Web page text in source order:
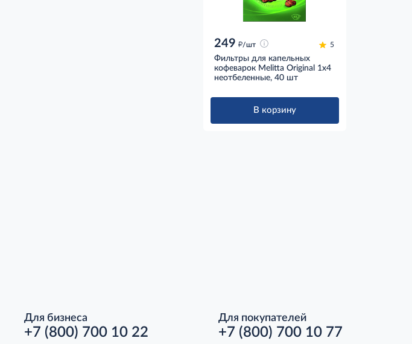
249 д/шт 5
Фильтры для капельных
кофеварок Melitta Original 1х4
неотбеленные, 40 шт
В корзину
Для бизнеса
+7 (800) 700 10 22
Для покупателей
+7 (800) 700 10 77